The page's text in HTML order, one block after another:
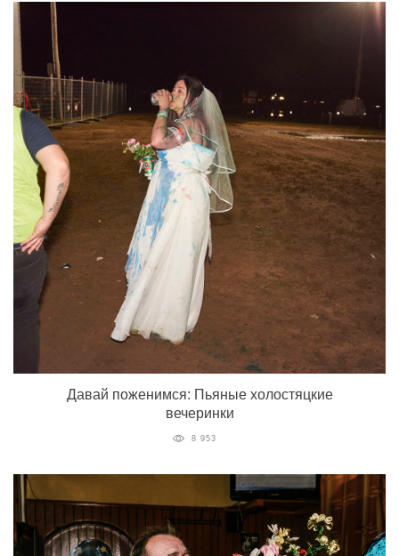
Давай поженимся: Пьяные холостяцкие
вечеринки
8 953